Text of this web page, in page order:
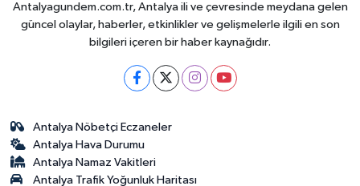
Antalyagundem.com.tr, Antalya ili ve çevresinde meydana gelen
güncel olaylar, haberler, etkinlikler ve gelişmelerle ilgili en son
bilgileri içeren bir haber kaynağıdır.
Antalya Nöbetçi Eczaneler
Antalya Hava Durumu
Antalya Namaz Vakitleri
Antalya Trafik Yoğunluk Haritası